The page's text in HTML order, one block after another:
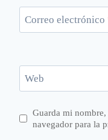
Correo electrónico
Web
Guarda mi
navegador para la